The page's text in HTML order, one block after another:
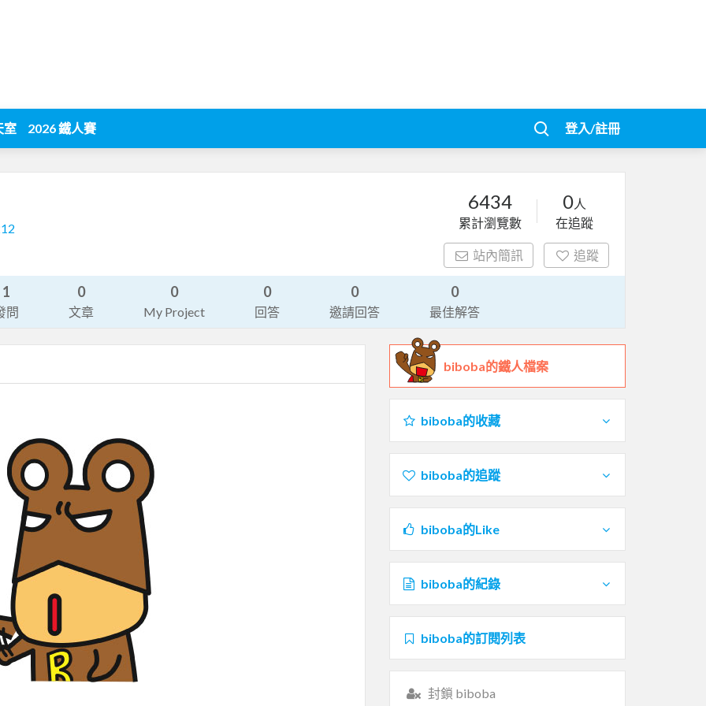
室 2026 鐵人賽 登入/註冊
6434
累計瀏覽數
0人
在追蹤
站內簡訊 追蹤
1
問
0
文章
0
My Project
0
回答
0
邀請回答
0
最佳解答
biboba的鐵人檔案
biboba的收藏
biboba的追蹤
biboba的Like
biboba的紀錄
biboba的訂閱列表
封鎖 biboba